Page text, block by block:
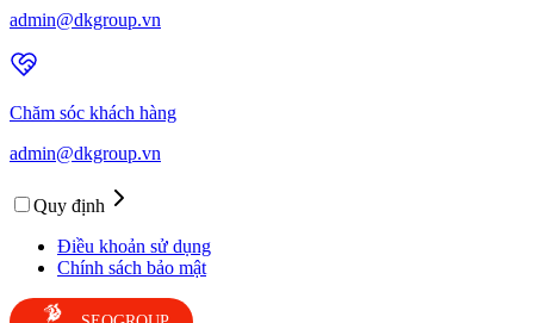
admin@dkgroup.vn
Chăm sóc khách hàng
admin@dkgroup.vn
Quy định
Điều khoản sử dụng
Chính sách bảo mật